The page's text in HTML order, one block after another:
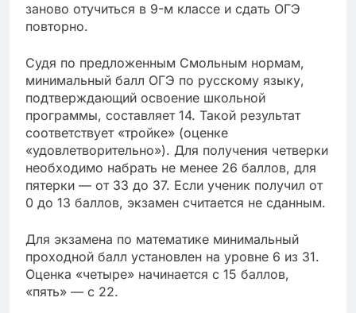
заново отучиться в 9-м классе и сдать ОГЭ
повторно.
Судя по предложенным Смольным нормам,
минимальный балл ОГЭ по русскому языку,
подтверждающий освоение школьной
программы, составляет 14. Такой результат
соответствует «тройке» (оценке
«удовлетворительно»). Для получения четверки
необходимо набрать не менее 26 баллов, для
пятерки — от 33 до 37. Если ученик получил от
0 до 13 баллов, экзамен считается не сданным.
Для экзамена по математике минимальный
проходной балл установлен на уровне 6 из 31.
Оценка «четыре» начинается с 15 баллов,
«пять» — с 22.